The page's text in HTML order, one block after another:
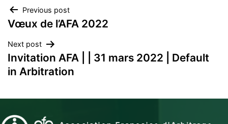
Navigation
de
l’article
Previous post
Vœux de l’AFA 2022
Next post
Invitation AFA | | 31 mars 2022 | Default
in Arbitration